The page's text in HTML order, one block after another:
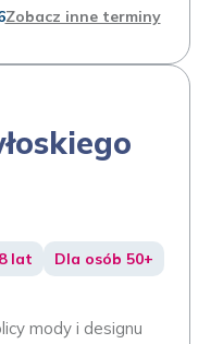
Zobacz inne terminy
lat Dla osób 50+
mody i designu